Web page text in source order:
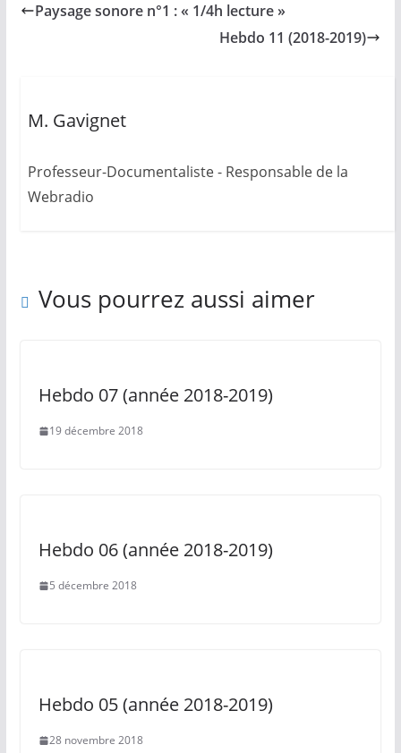
Paysage sonore n°1 : « 1/4h lecture »
Hebdo 11 (2018-2019)
M. Gavignet
Professeur-Documentaliste - Responsable de la
Webradio
Vous pourrez aussi aimer
Hebdo 07 (année 2018-2019)
19 décembre 2018
Hebdo 06 (année 2018-2019)
5 décembre 2018
Hebdo 05 (année 2018-2019)
28 novembre 2018